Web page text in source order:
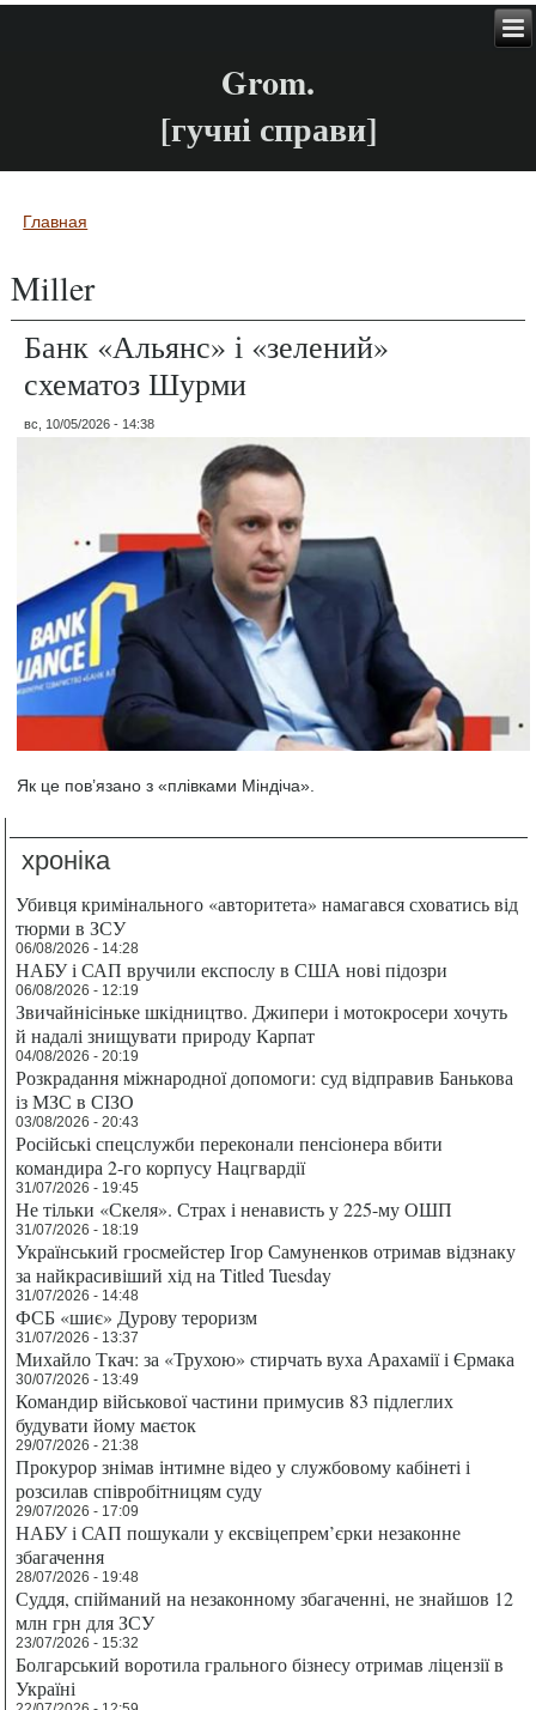
Grom.
[гучні справи]
Вы здесь
Главная
Miller
Банк «Альянс» і «зелений»
схематоз Шурми
вс, 10/05/2026 - 14:38
Як це пов’язано з «плівками Міндіча».
хроніка
Убивця кримінального «авторитета» намагався сховатись від
тюрми в ЗСУ
06/08/2026 - 14:28
НАБУ і САП вручили експослу в США нові підозри
06/08/2026 - 12:19
Звичайнісіньке шкідництво. Джипери і мотокросери хочуть
й надалі знищувати природу Карпат
04/08/2026 - 20:19
Розкрадання міжнародної допомоги: суд відправив Банькова
із МЗС в СІЗО
03/08/2026 - 20:43
Російські спецслужби переконали пенсіонера вбити
командира 2-го корпусу Нацгвардії
31/07/2026 - 19:45
Не тільки «Скеля». Страх і ненависть у 225-му ОШП
31/07/2026 - 18:19
Український гросмейстер Ігор Самуненков отримав відзнаку
за найкрасивіший хід на Titled Tuesday
31/07/2026 - 14:48
ФСБ «шиє» Дурову тероризм
31/07/2026 - 13:37
Михайло Ткач: за «Трухою» стирчать вуха Арахамії і Єрмака
30/07/2026 - 13:49
Командир військової частини примусив 83 підлеглих
будувати йому маєток
29/07/2026 - 21:38
Прокурор знімав інтимне відео у службовому кабінеті і
розсилав співробітницям суду
29/07/2026 - 17:09
НАБУ і САП пошукали у ексвіцепрем’єрки незаконне
збагачення
28/07/2026 - 19:48
Суддя, спійманий на незаконному збагаченні, не знайшов 12
млн грн для ЗСУ
23/07/2026 - 15:32
Болгарський воротила грального бізнесу отримав ліцензії в
Україні